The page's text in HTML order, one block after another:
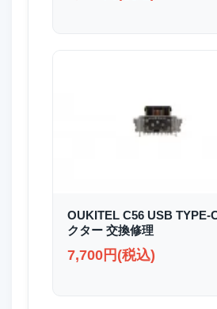
OUKITEL C56 USB TYPE-
クター 交換修理
7,700円(税込)